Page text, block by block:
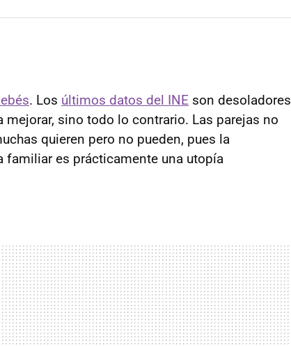
. Los últimos datos del INE son desoladores
mejorar, sino todo lo contrario. Las parejas no
quieren pero no pueden, pues la
es prácticamente una utopía